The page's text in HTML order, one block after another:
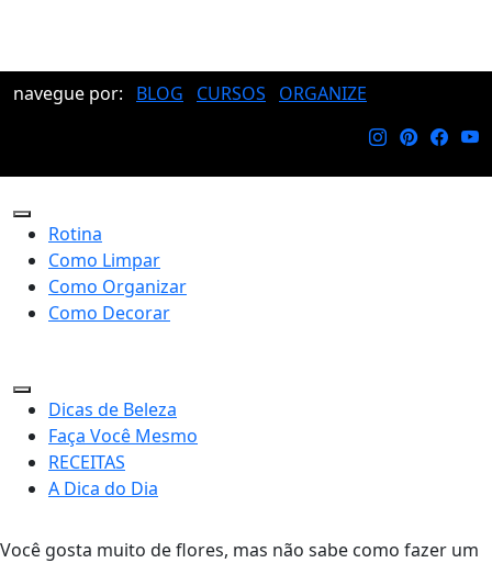
navegue por: BLOG CURSOS ORGANIZE
Rotina
Como Limpar
Como Organizar
Como Decorar
Dicas de Beleza
Faça Você Mesmo
RECEITAS
A Dica do Dia
Você gosta muito de flores, mas não sabe como fazer um